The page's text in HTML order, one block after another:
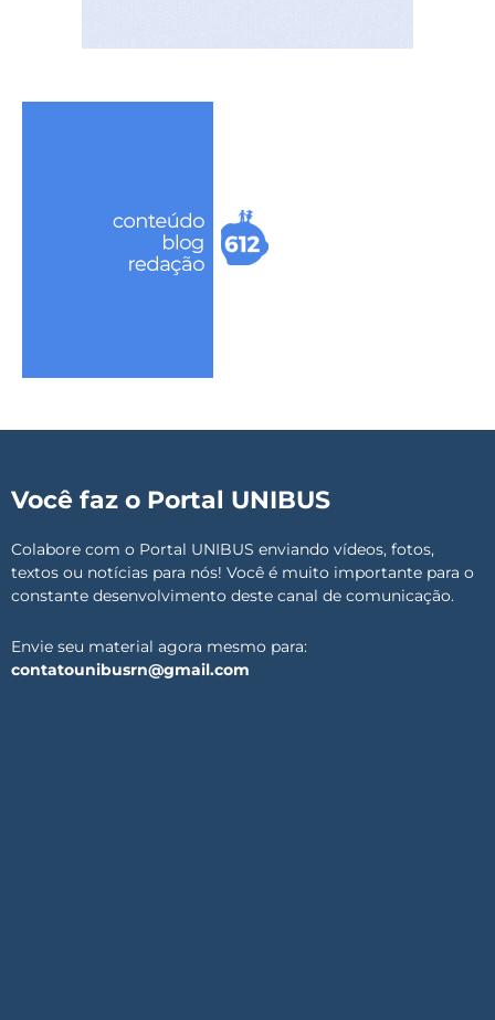
Você faz o Portal UNIBUS
Colabore com o Portal UNIBUS enviando vídeos, fotos,
textos ou notícias para nós! Você é muito importante para o
constante desenvolvimento deste canal de comunicação.
Envie seu material agora mesmo para:
contatounibusrn@gmail.com